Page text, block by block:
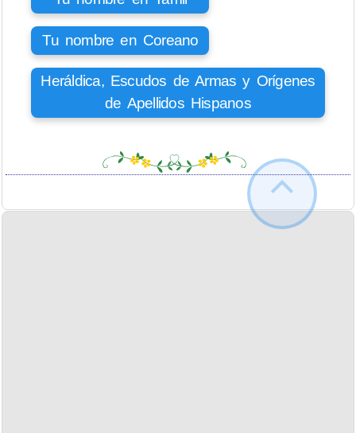
Tu nombre en Coreano
Heráldica, Escudos de Armas y Orígenes
de Apellidos Hispanos